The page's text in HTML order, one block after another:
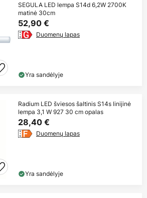
SEGULA LED lempa S14d 6,2W 2700K
matinė 30cm
52,90 €
Duomenų lapas
Yra sandėlyje
Radium LED šviesos šaltinis S14s linijinė
lempa 3,1 W 927 30 cm opalas
28,40 €
Duomenų lapas
Yra sandėlyje